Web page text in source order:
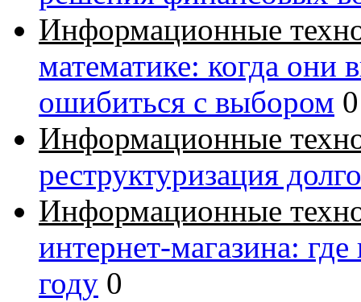
Информационные
математике: когда они
ошибиться с выбором 0
Информационные
реструктуризация
Информационные
интернет-магазина:
году 0